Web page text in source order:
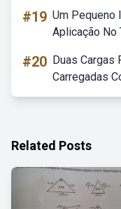
#19 Um Pequeno
Aplicação No
#20 Duas Cargas
Carregadas
Related Posts